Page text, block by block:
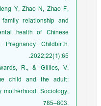
Y, Zhao N, Zhao F,
relationship and
health of Chinese
Pregnancy Childbirth.
2022;22(1):65.
R., & Gillies, V.
child and the adult:
Sociology,